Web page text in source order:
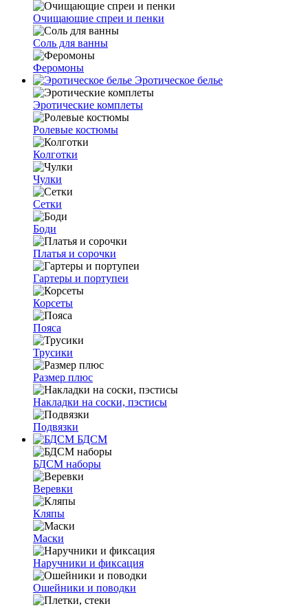
Очищающие спреи и пенки
Соль для ванны
Феромоны
Эротическое белье
Эротические комплеты
Ролевые костюмы
Колготки
Чулки
Сетки
Боди
Платья и сорочки
Гартеры и портупеи
Корсеты
Пояса
Трусики
Размер плюс
Накладки на соски, пэстисы
Подвязки
БДСМ
БДСМ наборы
Веревки
Кляпы
Маски
Наручники и фиксация
Ошейники и поводки